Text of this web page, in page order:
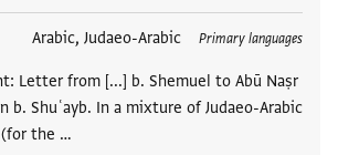
Primary languages
Arabic, Judaeo-Arabic
Letter from [...] b. Shemuel to Abū Naṣr
b. Shuʿayb. In a mixture of Judaeo-Arabic
(for the …
תגים